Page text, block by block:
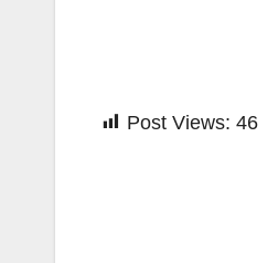
Post Views: 46